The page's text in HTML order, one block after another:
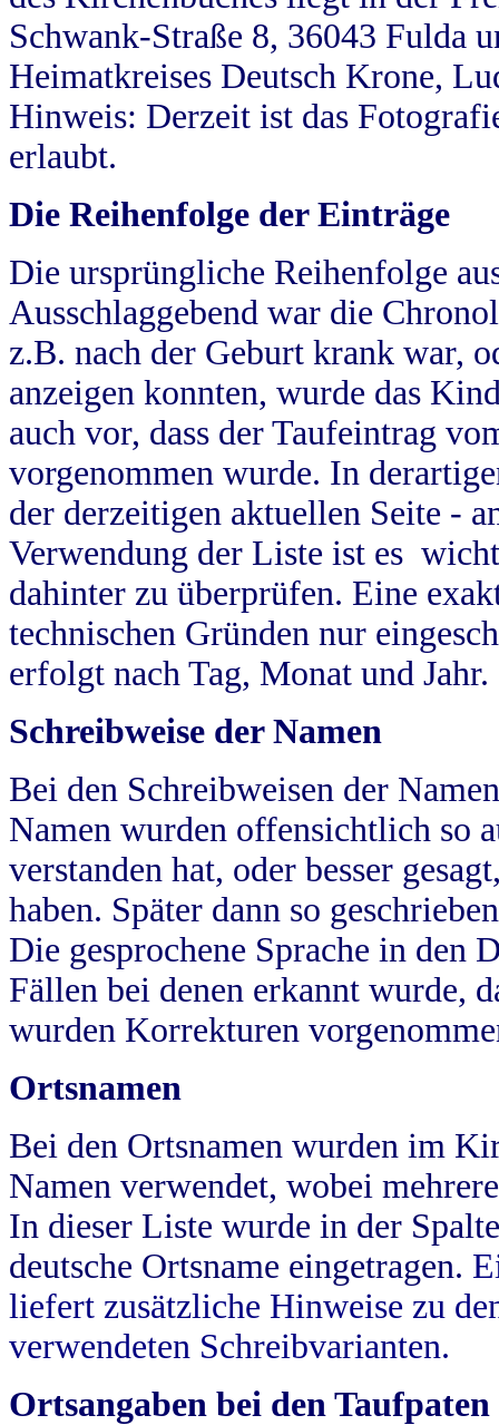
Schwank-Straße 8, 36043 Fulda
Heimatkreises Deutsch Krone,
Hinweis: Derzeit ist das
erlaubt.
Die Reihenfolge der Einträge
Die ursprüngliche Reihenfolge
Ausschlaggebend war die
z.B. nach der Geburt krank war,
anzeigen konnten, wurde das
auch vor, dass der Taufeintrag
vorgenommen wurde. In
der derzeitigen aktuellen Seite -
Verwendung der Liste ist es
dahinter zu überprüfen. Eine
technischen Gründen nur
erfolgt nach Tag, Monat und Jahr.
Schreibweise der Namen
Bei den Schreibweisen der
Namen wurden offensichtlich so
verstanden hat, oder besser
haben. Später dann so
Die gesprochene Sprache in
Fällen bei denen erkannt wurde,
wurden Korrekturen
Ortsnamen
Bei den Ortsnamen wurden im
Namen verwendet, wobei
In dieser Liste wurde in der
deutsche Ortsname eingetragen.
liefert zusätzliche Hinweise zu
verwendeten Schreibvarianten.
Ortsangaben bei den Taufpaten